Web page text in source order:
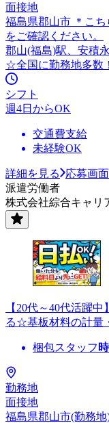
面接地
福島県郡山市 ＊こ
をご確認ください。
郡山(福島)駅、安積
☆全国に勤務地多数
シフト
週4日からOK
交通費支給
未経験OK
詳細を見る
応募画
派遣労働者
株式会社綜合キャリ
【20代～40代活躍
る☆基板材料の計量
梱包スタッフ
勤務地
面接地
福島県郡山市(勤務